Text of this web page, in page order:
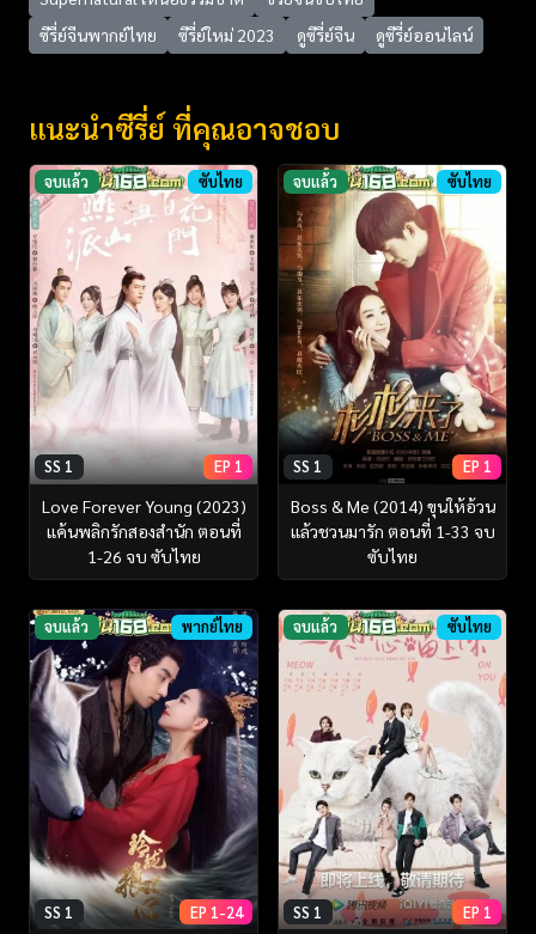
ซีรี่ย์จีนพากย์ไทย
ซีรี่ย์ใหม่ 2023 ดูซีรี่ย์จีน ดูซีรี่ย์ออนไลน์
แนะนำซีรี่ย์ ที่คุณอาจชอบ
จบแล้ว ซับไทย
SS 1 EP 1
Love Forever Young (2023)
แค้นพลิกรักสองสำนัก ตอนที่
1-26 จบ ซับไทย
จบแล้ว ซับไทย
SS 1 EP 1
Boss & Me (2014) ขุนให้อ้วน
แล้วชวนมารัก ตอนที่ 1-33 จบ
ซับไทย
จบแล้ว พากย์ไทย
SS 1 EP 1-24
จบแล้ว ซับไทย
SS 1 EP 1